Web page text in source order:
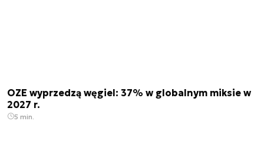
OZE wyprzedzą węgiel: 37% w globalnym miksie w
2027 r.
5 min.